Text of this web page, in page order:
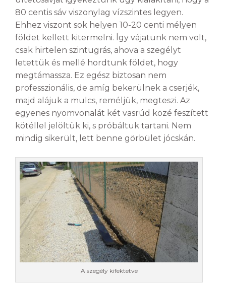
80 centis sáv viszonylag vízszintes legyen.
Ehhez viszont sok helyen 10-20 centi mélyen
földet kellett kitermelni. Így vájatunk nem volt,
csak hirtelen szintugrás, ahova a szegélyt
letettük és mellé hordtunk földet, hogy
megtámassza. Ez egész biztosan nem
professzionális, de amíg bekerülnek a cserjék,
majd alájuk a mulcs, reméljük, megteszi. Az
egyenes nyomvonalát két vasrúd közé feszített
kötéllel jelöltük ki, s próbáltuk tartani. Nem
mindig sikerült, lett benne görbület jócskán.
A szegély kifektetve